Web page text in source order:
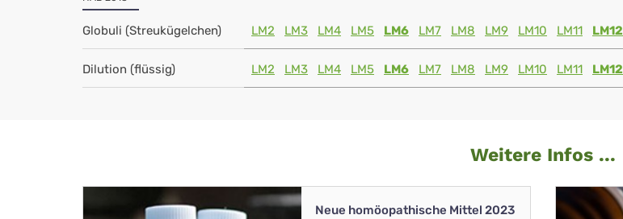
Globuli (Streukügelchen) LM2 LM3 LM4 LM5 LM6 LM7 LM8 LM9 LM10 LM11 LM12
Dilution (flüssig) LM2 LM3 LM4 LM5 LM6 LM7 LM8 LM9 LM10 LM11 LM12
Weitere Infos ...
Neue homöopathische Mittel 2023